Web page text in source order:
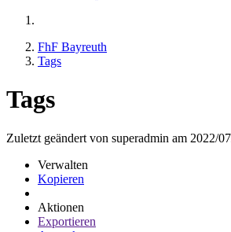
FhF Bayreuth
Tags
Tags
Zuletzt geändert von superadmin am 2022/
Verwalten
Kopieren
Aktionen
Exportieren